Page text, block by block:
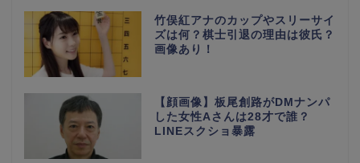
竹俣紅アナのカップやスリーサイ
ズは何？棋士引退の理由は彼氏？
画像あり！
【顔画像】板尾創路がDMナンパ
した女性Aさんは28才で誰？
LINEスクショ暴露